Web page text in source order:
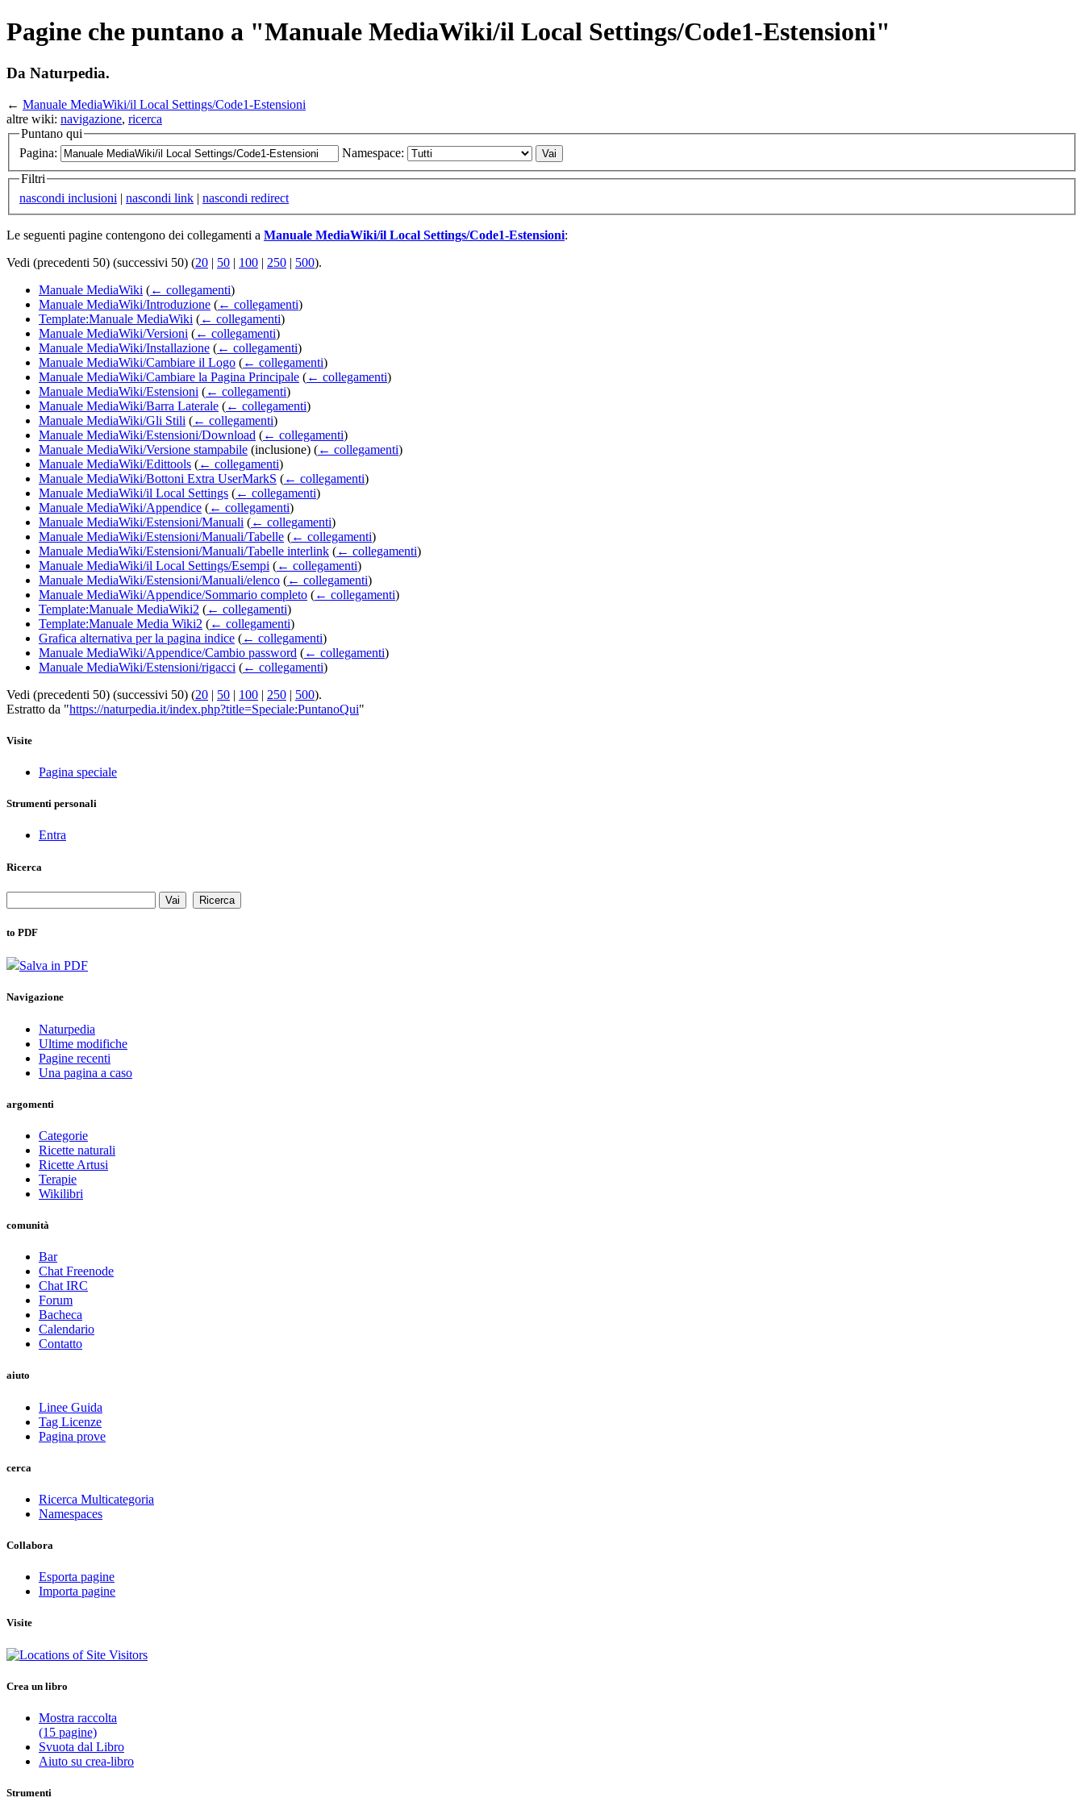
Pagine che puntano a "Manuale MediaWiki/il Local Settings/Code1-Estensioni"
Da Naturpedia.
← Manuale MediaWiki/il Local Settings/Code1-Estensioni
altre wiki: navigazione, ricerca
Puntano qui
Pagina:
Namespace:
Filtri
nascondi inclusioni | nascondi link | nascondi redirect
Le seguenti pagine contengono dei collegamenti a Manuale MediaWiki/il Local Settings/Code1-Estensioni:
Vedi (precedenti 50) (successivi 50) (20 | 50 | 100 | 250 | 500).
Manuale MediaWiki (← collegamenti)
Manuale MediaWiki/Introduzione (← collegamenti)
Template:Manuale MediaWiki (← collegamenti)
Manuale MediaWiki/Versioni (← collegamenti)
Manuale MediaWiki/Installazione (← collegamenti)
Manuale MediaWiki/Cambiare il Logo (← collegamenti)
Manuale MediaWiki/Cambiare la Pagina Principale (← collegamenti)
Manuale MediaWiki/Estensioni (← collegamenti)
Manuale MediaWiki/Barra Laterale (← collegamenti)
Manuale MediaWiki/Gli Stili (← collegamenti)
Manuale MediaWiki/Estensioni/Download (← collegamenti)
Manuale MediaWiki/Versione stampabile (inclusione) (← collegamenti)
Manuale MediaWiki/Edittools (← collegamenti)
Manuale MediaWiki/Bottoni Extra UserMarkS (← collegamenti)
Manuale MediaWiki/il Local Settings (← collegamenti)
Manuale MediaWiki/Appendice (← collegamenti)
Manuale MediaWiki/Estensioni/Manuali (← collegamenti)
Manuale MediaWiki/Estensioni/Manuali/Tabelle (← collegamenti)
Manuale MediaWiki/Estensioni/Manuali/Tabelle interlink (← collegamenti)
Manuale MediaWiki/il Local Settings/Esempi (← collegamenti)
Manuale MediaWiki/Estensioni/Manuali/elenco (← collegamenti)
Manuale MediaWiki/Appendice/Sommario completo (← collegamenti)
Template:Manuale MediaWiki2 (← collegamenti)
Template:Manuale Media Wiki2 (← collegamenti)
Grafica alternativa per la pagina indice (← collegamenti)
Manuale MediaWiki/Appendice/Cambio password (← collegamenti)
Manuale MediaWiki/Estensioni/rigacci (← collegamenti)
Vedi (precedenti 50) (successivi 50) (20 | 50 | 100 | 250 | 500).
Estratto da "https://naturpedia.it/index.php?title=Speciale:PuntanoQui"
Visite
Pagina speciale
Strumenti personali
Entra
Ricerca
to PDF
Salva in PDF
Navigazione
Naturpedia
Ultime modifiche
Pagine recenti
Una pagina a caso
argomenti
Categorie
Ricette naturali
Ricette Artusi
Terapie
Wikilibri
comunità
Bar
Chat Freenode
Chat IRC
Forum
Bacheca
Calendario
Contatto
aiuto
Linee Guida
Tag Licenze
Pagina prove
cerca
Ricerca Multicategoria
Namespaces
Collabora
Esporta pagine
Importa pagine
Visite
Crea un libro
Mostra raccolta
(15 pagine)
Svuota dal Libro
Aiuto su crea-libro
Strumenti